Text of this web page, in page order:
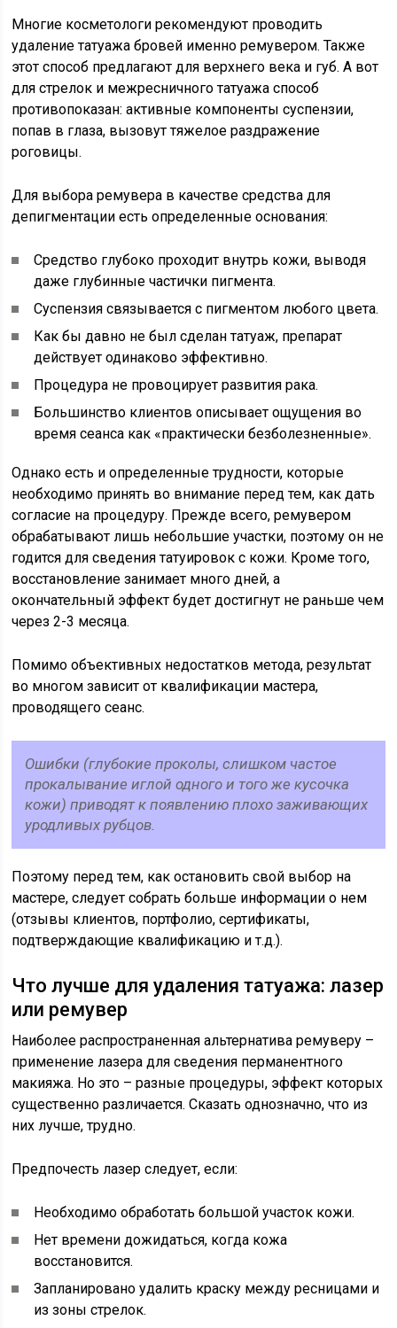
Многие косметологи рекомендуют проводить
удаление татуажа бровей именно ремувером. Также
этот способ предлагают для верхнего века и губ. А вот
для стрелок и межресничного татуажа способ
противопоказан: активные компоненты суспензии,
попав в глаза, вызовут тяжелое раздражение
роговицы.
Для выбора ремувера в качестве средства для
депигментации есть определенные основания:
Средство глубоко проходит внутрь кожи, выводя
даже глубинные частички пигмента.
Суспензия связывается с пигментом любого цвета.
Как бы давно не был сделан татуаж, препарат
действует одинаково эффективно.
Процедура не провоцирует развития рака.
Большинство клиентов описывает ощущения во
время сеанса как «практически безболезненные».
Однако есть и определенные трудности, которые
необходимо принять во внимание перед тем, как дать
согласие на процедуру. Прежде всего, ремувером
обрабатывают лишь небольшие участки, поэтому он не
годится для сведения татуировок с кожи. Кроме того,
восстановление занимает много дней, а
окончательный эффект будет достигнут не раньше чем
через 2-3 месяца.
Помимо объективных недостатков метода, результат
во многом зависит от квалификации мастера,
проводящего сеанс.
Ошибки (глубокие проколы, слишком частое
прокалывание иглой одного и того же кусочка
кожи) приводят к появлению плохо заживающих
уродливых рубцов.
Поэтому перед тем, как остановить свой выбор на
мастере, следует собрать больше информации о нем
(отзывы клиентов, портфолио, сертификаты,
подтверждающие квалификацию и т.д.).
Что лучше для удаления татуажа: лазер
или ремувер
Наиболее распространенная альтернатива ремуверу –
применение лазера для сведения перманентного
макияжа. Но это – разные процедуры, эффект которых
существенно различается. Сказать однозначно, что из
них лучше, трудно.
Предпочесть лазер следует, если:
Необходимо обработать большой участок кожи.
Нет времени дожидаться, когда кожа
восстановится.
Запланировано удалить краску между ресницами и
из зоны стрелок.